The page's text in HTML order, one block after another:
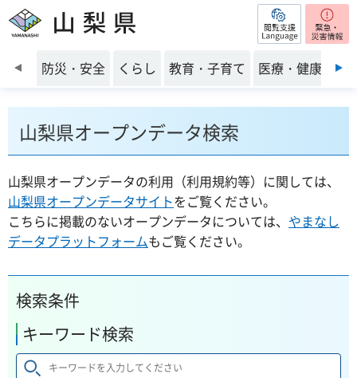
山梨県 閲覧支援
前のスライドを表示
防災・安全 くらし 教育・子育て 医療・健康・福
山梨県オープンデータ検索
山梨県オープンデータの利用（利用規約等）に関しては、
山梨県オープンデータサイトをご覧ください。
こちらに掲載のないオープンデータについては、 やまなし
データプラットフォームもご覧ください。
検索条件
キーワード検索